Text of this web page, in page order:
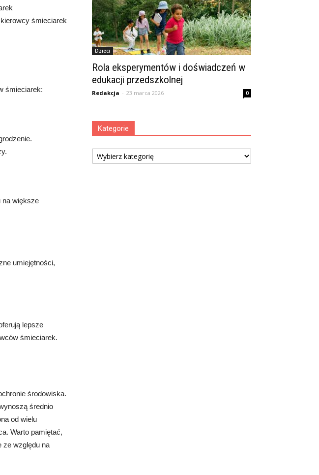
śmieciarek
śmieciarek:
na większe
umiejętności,
lepsze
śmieciarek.
środowiska.
średnio
od wielu
Warto pamiętać,
ze względu na
Dzieci
Rola eksperymentów i doświadczeń w
edukacji przedszkolnej
Redakcja - 23 marca 2026 0
Kategorie
Kategorie